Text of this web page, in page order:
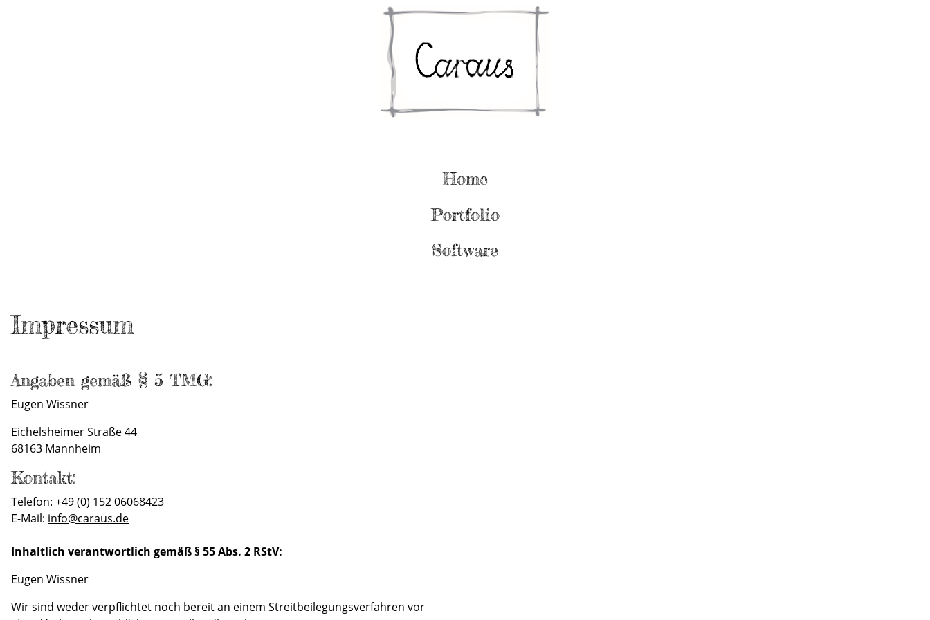
Home
Portfolio
Software
Impressum
Angaben gemäß § 5 TMG:
Eugen Wissner
Eichelsheimer Straße 44
68163 Mannheim
Kontakt:
Telefon: +49 (0) 152 06068423
E-Mail: info@caraus.de
Inhaltlich verantwortlich gemäß § 55 Abs. 2 RStV:
Eugen Wissner
Wir sind weder verpflichtet noch bereit an einem Streitbeilegungsverfahren vor